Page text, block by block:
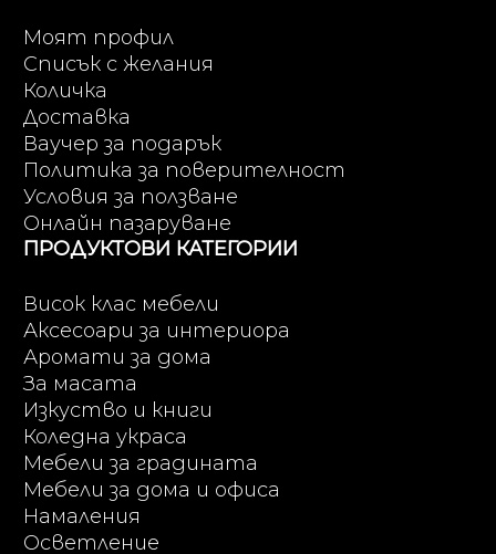
Моят профил
Списък с желания
Количка
Доставка
Ваучер за подарък
Политика за поверителност
Условия за ползване
Онлайн пазаруване
ПРОДУКТОВИ КАТЕГОРИИ
Висок клас мебели
Аксесоари за интериора
Аромати за дома
За масата
Изкуство и книги
Коледна украса
Мебели за градината
Мебели за дома и офиса
Намаления
Осветление